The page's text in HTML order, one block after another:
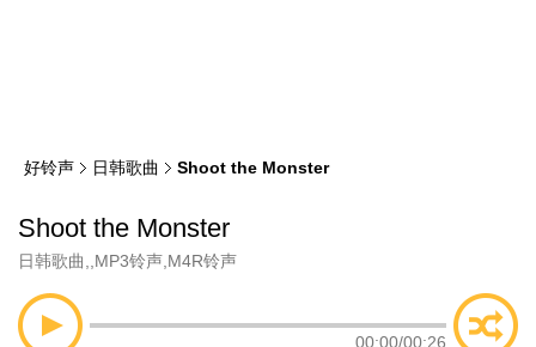
好铃声 日韩歌曲 Shoot the Monster
Shoot the Monster
日韩歌曲 MP3铃声 M4R铃声
00:00/00:26